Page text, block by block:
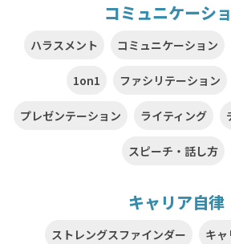
コミュニケーシ
ハラスメント コミュニケーション
1on1 ファシリテーション
プレゼンテーション ライティング
スピーチ・話し方
キャリア自律
ストレングスファインダー キ